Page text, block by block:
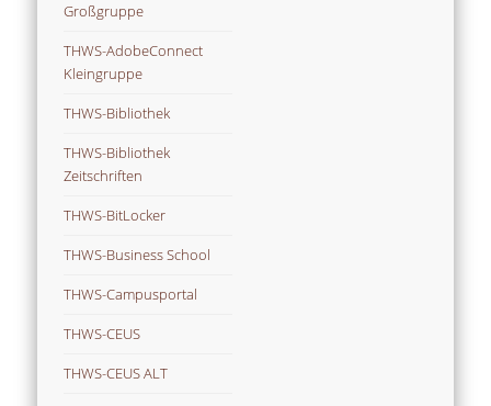
Großgruppe
THWS-AdobeConnect
Kleingruppe
THWS-Bibliothek
THWS-Bibliothek
Zeitschriften
THWS-BitLocker
THWS-Business School
THWS-Campusportal
THWS-CEUS
THWS-CEUS ALT